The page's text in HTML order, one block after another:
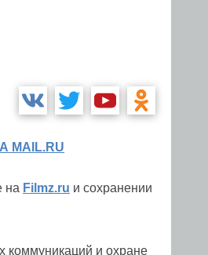
MAIL.RU
на Filmz.ru и сохранении
коммуникаций и охране